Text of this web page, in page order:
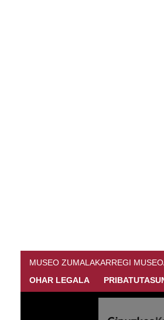
MUSEO ZUMALAKARREGI
OHAR LEGALA